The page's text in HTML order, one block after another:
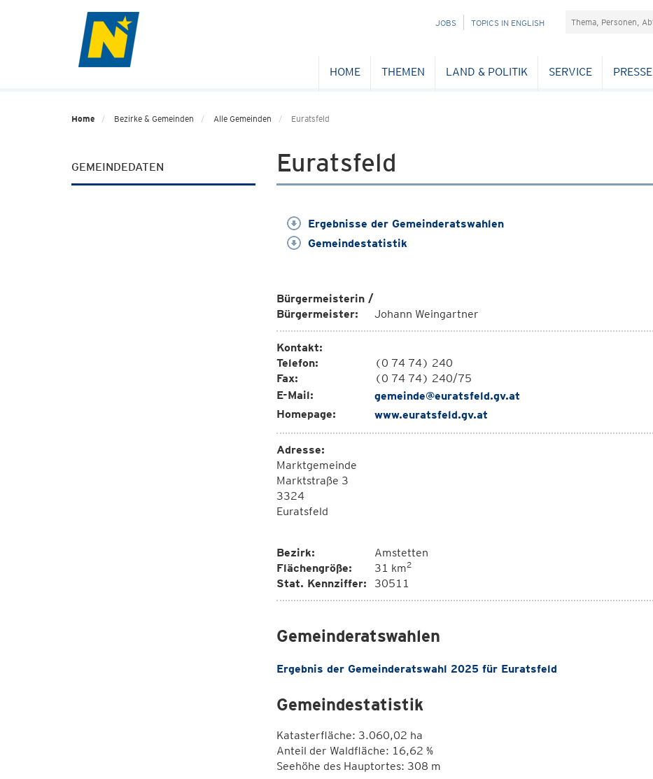
NAVIGATION
JOBS TOPICS IN ENGLISH Suchefeld
HOME THEMEN LAND & POLITIK SERVICE PRESSE
Home Bezirke & Gemeinden Alle Gemeinden Euratsfeld
GEMEINDEDATEN Euratsfeld
Ergebnisse der Gemeinderatswahlen
Gemeindestatistik
Bürgermeisterin /
Bürgermeister:
Johann Weingartner
Kontakt:
Telefon:
(0 74 74) 240
Fax:
(0 74 74) 240/75
E-Mail:
gemeinde@euratsfeld.gv.at
Homepage:
www.euratsfeld.gv.at
Adresse:
Marktgemeinde
Marktstraße 3
3324
Euratsfeld
Bezirk:
Amstetten
Flächengröße:
31 km2
Stat. Kennziffer: 30511
Gemeinderatswahlen
Ergebnis der Gemeinderatswahl 2025 für Euratsfeld
Gemeindestatistik
Katasterfläche: 3.060,02 ha
Anteil der Waldfläche: 16,62 %
Seehöhe des Hauptortes: 308 m